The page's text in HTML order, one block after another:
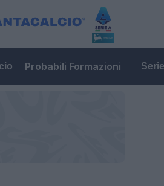
Probabili Formazioni